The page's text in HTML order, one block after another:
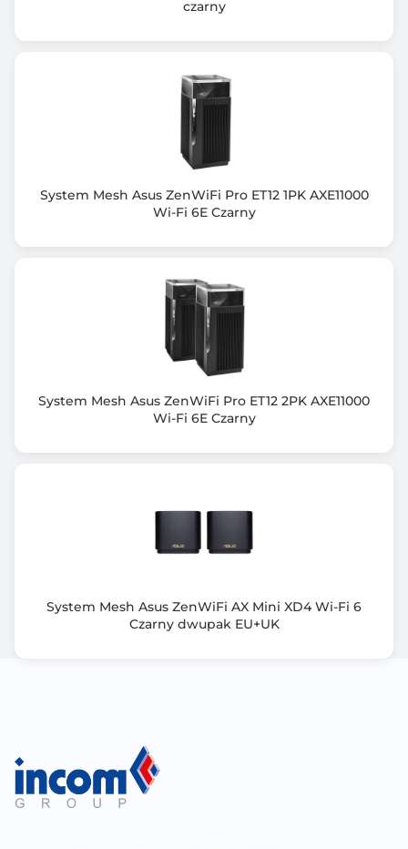
Nie
Wymiary [G x S x W] (mm)
Zawiera baterię / akumulator
Informacje dodatkowe
Czterordzeniowy procesor Gigahome 1,4 GHz
czarny
System Mesh Asus ZenWiFi Pro ET12 1PK AXE11000
Wi-Fi 6E Czarny
System Mesh Asus ZenWiFi Pro ET12 2PK AXE11000
Wi-Fi 6E Czarny
System Mesh Asus ZenWiFi AX Mini XD4 Wi-Fi 6
Czarny dwupak EU+UK